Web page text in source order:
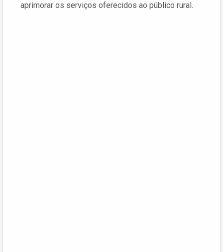
aprimorar os serviços oferecidos ao público rural.